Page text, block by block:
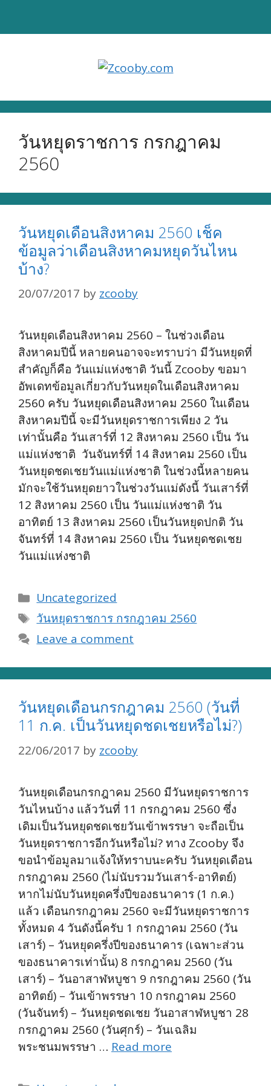
วันหยุดราชการ กรกฎาคม
2560
วันหยุดเดือนสิงหาคม 2560 เช็ค
ข้อมูลว่าเดือนสิงหาคมหยุดวันไหน
บ้าง?
20/07/2017 by zcooby
วันหยุดเดือนสิงหาคม 2560 – ในช่วงเดือน
สิงหาคมปีนี้ หลายคนอาจจะทราบว่า มีวันหยุดที่
สำคัญก็คือ วันแม่แห่งชาติ วันนี้ Zcooby ขอมา
อัพเดทข้อมูลเกี่ยวกับวันหยุดในเดือนสิงหาคม
2560 ครับ วันหยุดเดือนสิงหาคม 2560 ในเดือน
สิงหาคมปีนี้ จะมีวันหยุดราชการเพียง 2 วัน
เท่านั้นคือ วันเสาร์ที่ 12 สิงหาคม 2560 เป็น วัน
แม่แห่งชาติ วันจันทร์ที่ 14 สิงหาคม 2560 เป็น
วันหยุดชดเชยวันแม่แห่งชาติ ในช่วงนี้หลายคน
มักจะใช้วันหยุดยาวในช่วงวันแม่ดังนี้ วันเสาร์ที่
12 สิงหาคม 2560 เป็น วันแม่แห่งชาติ วัน
อาทิตย์ 13 สิงหาคม 2560 เป็นวันหยุดปกติ วัน
จันทร์ที่ 14 สิงหาคม 2560 เป็น วันหยุดชดเชย
วันแม่แห่งชาติ
Categories
Uncategorized
Tags
วันหยุดราชการ กรกฎาคม 2560
Leave a comment
วันหยุดเดือนกรกฎาคม 2560 (วันที่
11 ก.ค. เป็นวันหยุดชดเชยหรือไม่?)
22/06/2017 by zcooby
วันหยุดเดือนกรกฎาคม 2560 มีวันหยุดราชการ
วันไหนบ้าง แล้ววันที่ 11 กรกฎาคม 2560 ซึ่ง
เดิมเป็นวันหยุดชดเชยวันเข้าพรรษา จะถือเป็น
วันหยุดราชการอีกวันหรือไม่? ทาง Zcooby จึง
ขอนำข้อมูลมาแจ้งให้ทราบนะครับ วันหยุดเดือน
กรกฎาคม 2560 (ไม่นับรวมวันเสาร์-อาทิตย์)
หากไม่นับวันหยุดครึ่งปีของธนาคาร (1 ก.ค.)
แล้ว เดือนกรกฎาคม 2560 จะมีวันหยุดราชการ
ทั้งหมด 4 วันดังนี้ครับ 1 กรกฎาคม 2560 (วัน
เสาร์) – วันหยุดครึ่งปีของธนาคาร (เฉพาะส่วน
ของธนาคารเท่านั้น) 8 กรกฎาคม 2560 (วัน
เสาร์) – วันอาสาฬหบูชา 9 กรกฎาคม 2560 (วัน
อาทิตย์) – วันเข้าพรรษา 10 กรกฎาคม 2560
(วันจันทร์) – วันหยุดชดเชย วันอาสาฬหบูชา 28
กรกฎาคม 2560 (วันศุกร์) – วันเฉลิม
พระชนมพรรษา … Read more